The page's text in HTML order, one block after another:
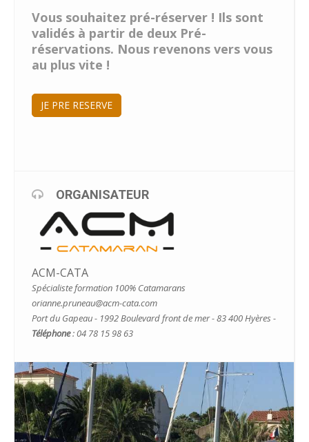
Vous souhaitez pré-réserver ! Ils sont
validés à partir de deux Pré-
réservations. Nous revenons vers vous
au plus vite !
JE PRE RESERVE
ORGANISATEUR
ACM-CATA
Spécialiste formation 100% Catamarans
orianne.pruneau@acm-cata.com
Port du Gapeau - 1992 Boulevard front de mer - 83 400 Hyères -
Téléphone: 04 78 15 98 63